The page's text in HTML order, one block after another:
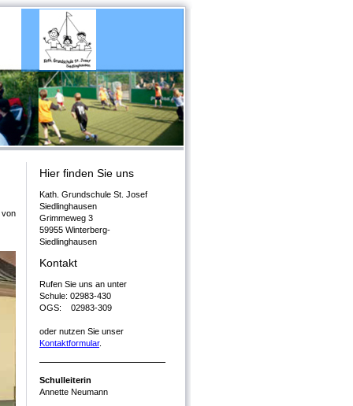
Hier finden Sie uns
Kath. Grundschule St. Josef
Siedlinghausen
Grimmeweg 3
59955 Winterberg -
Siedlinghausen
Kontakt
Rufen Sie uns an unter
Schule: 02983-430
OGS: 02983-309
oder nutzen Sie unser
Kontaktformular.
Schulleiterin
Annette Neumann